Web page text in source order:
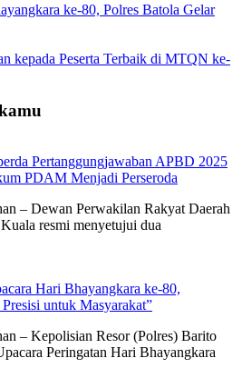
ke-80, Polres Batola Gelar
kepada Peserta Terbaik di MTQN ke-
Pertanggungjawaban APBD 2025
PDAM Menjadi Perseroda
– Dewan Perwakilan Rakyat Daerah
resmi menyetujui dua
Hari Bhayangkara ke-80,
untuk Masyarakat”
– Kepolisian Resor (Polres) Barito
Peringatan Hari Bhayangkara